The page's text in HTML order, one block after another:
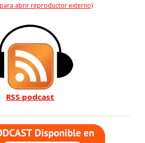
abrir reproductor externo)
RSS podcast